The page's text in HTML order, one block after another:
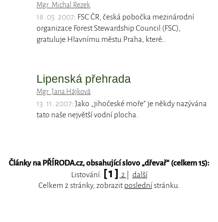
Mgr. Michal Rezek
18. 05. 2007: FSC ČR, česká pobočka mezinárodní
organizace Forest Stewardship Council (FSC),
gratuluje Hlavnímu městu Praha, které…
Lipenská přehrada
Mgr. Jana Hájková
13. 11. 2007: Jako „jihočeské moře“ je někdy nazývána
tato naše největší vodní plocha.
Články na PŘÍRODA.cz, obsahující slovo „dřevař“ (celkem 15):
Listování: [ 1 ] 2
další
Celkem 2 stránky, zobrazitposlednístránku.